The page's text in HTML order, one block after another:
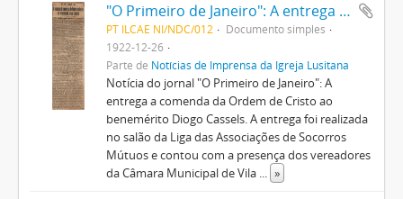
"O Primeiro de Janeiro": A entrega a comenda da Ordem de Cristo ao benemérito Diogo Cassels
PT ILCAE NI/NDC/012
Documento simples
1922-12-26
Parte de Notícias de Imprensa da Igreja Lusitana
Notícia do jornal "O Primeiro de Janeiro": A
entrega a comenda da Ordem de Cristo ao
benemérito Diogo Cassels. A entrega foi realizada
no salão da Liga das Associações de Socorros
Mútuos e contou com a presença dos vereadores
da Câmara Municipal de Vila ... »